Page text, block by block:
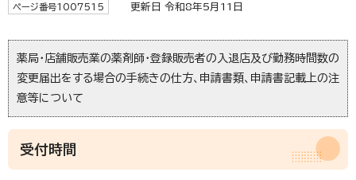
ページ番号1007515 更新日 令和8年5月11日
薬局・店舗販売業の薬剤師・登録販売者の入退店及び勤務時間数の
変更届出をする場合の手続きの仕方、申請書類、申請書記載上の注
意等について
受付時間